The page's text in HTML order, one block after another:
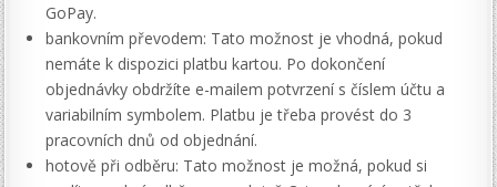
GoPay.
bankovním převodem: Tato možnost je vhodná, pokud
nemáte k dispozici platbu kartou. Po dokončení
objednávky obdržíte e-mailem potvrzení s číslem účtu a
variabilním symbolem. Platbu je třeba provést do 3
pracovních dnů od objednání.
hotově při odběru: Tato možnost je možná, pokud si